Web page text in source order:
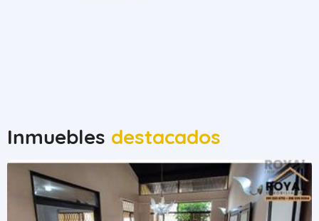
Inmuebles destacados